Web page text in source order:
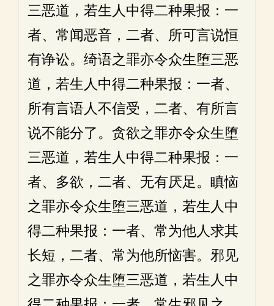
三恶道，若生人中得二种果报：一
者、常闻恶音，二者、所可言说恒
有诤讼。绮语之罪亦令众生堕三恶
道，若生人中得二种果报：一者、
所有言语人不信受，二者、有所言
说不能分了。贪欲之罪亦令众生堕
三恶道，若生人中得二种果报：一
者、多欲，二者、无有厌足。瞋恼
之罪亦令众生堕三恶道，若生人中
得二种果报：一者、常为他人求其
长短，二者、常为他所恼害。邪见
之罪亦令众生堕三恶道，若生人中